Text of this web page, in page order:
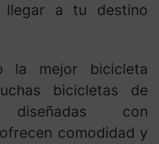
a tu destino
la mejor bicicleta
bicicletas de
con
comodidad y